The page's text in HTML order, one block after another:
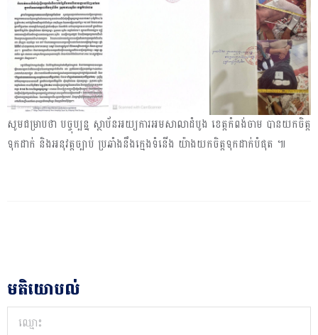
សូមជម្រាបថា បច្ចុប្បន្ន ស្ថាប័នអយ្យការអមសាលាដំបូង ខេត្តកំពង់ចាម បានយកចិត្ត
ទុកដាក់ និងអនុវត្តច្បាប់ ប្រឆាំងនឹងក្មេងទំនើង យ៉ាងយកចិត្តទុកដាក់បំផុត ៕
មតិយោបល់